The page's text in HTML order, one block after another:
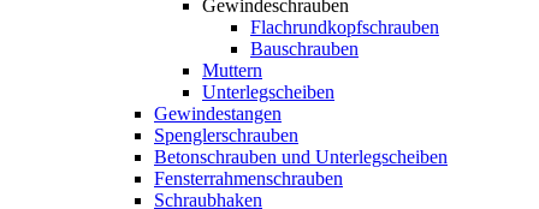
Gewindeschrauben
Flachrundkopfschrauben
Bauschrauben
Muttern
Unterlegscheiben
Gewindestangen
Spenglerschrauben
Betonschrauben und Unterlegscheiben
Fensterrahmenschrauben
Schraubhaken